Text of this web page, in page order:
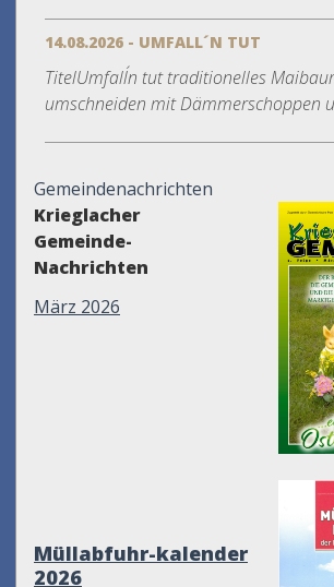
14.08.2026 - UMFALL´N TUT
TitelUmfall´n tut traditionelles
umschneiden mit Dämmerschoppen
Gemeindenachrichten
Krieglacher
Gemeinde-
Nachrichten
März 2026
Müllabfuhr-kalender
2026